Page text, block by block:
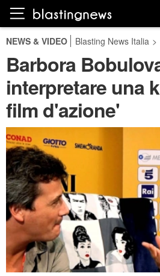
NEWS & VIDEO Blasting News Italia >
Barbora
interpretare una
film d'azione'